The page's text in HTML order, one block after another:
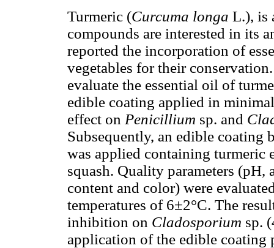
Turmeric (Curcuma longa L.), is
compounds are interested in its
reported the incorporation of
vegetables for their
evaluate the essential oil of
edible coating applied in
effect on Penicillium sp. and
Subsequently, an edible coating
was applied containing turmeric
squash. Quality parameters
content and color) were
temperatures of 6±2°C. The
inhibition on Cladosporium sp.
application of the edible coating